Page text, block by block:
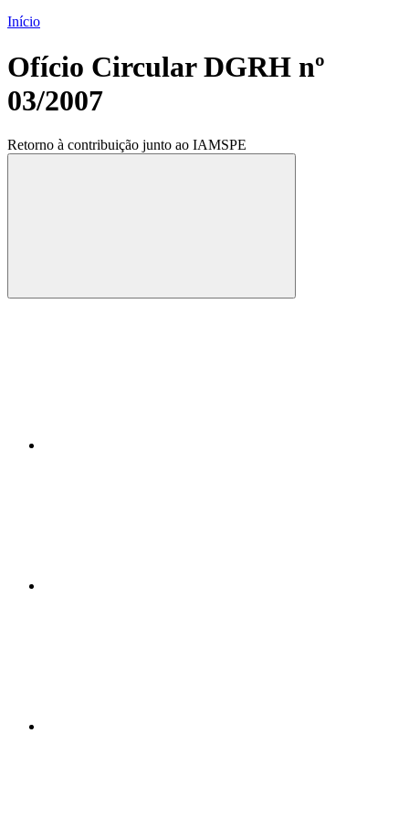
Início
Ofício Circular DGRH nº
03/2007
Retorno à contribuição junto ao IAMSPE
Compartilhar